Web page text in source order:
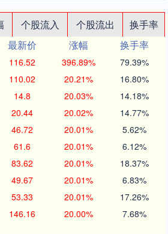
个股流入 个股流出
换手率
最新价 涨幅
换手率
116.52 396.89% 79.39%
110.02 20.21% 16.80%
14.8 20.03% 14.18%
20.44 20.02% 14.77%
46.72 20.01% 5.62%
61.6 20.01% 6.12%
83.62 20.01% 18.37%
49.67 20.01% 6.83%
53.33 20.01% 17.26%
146.16 20.00% 7.68%